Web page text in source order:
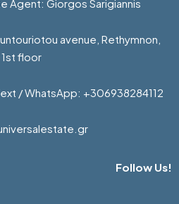
Agent: Giorgos Sarigiannis
avenue, Rethymnon,
floor
/ WhatsApp: +306938284112
Follow Us!